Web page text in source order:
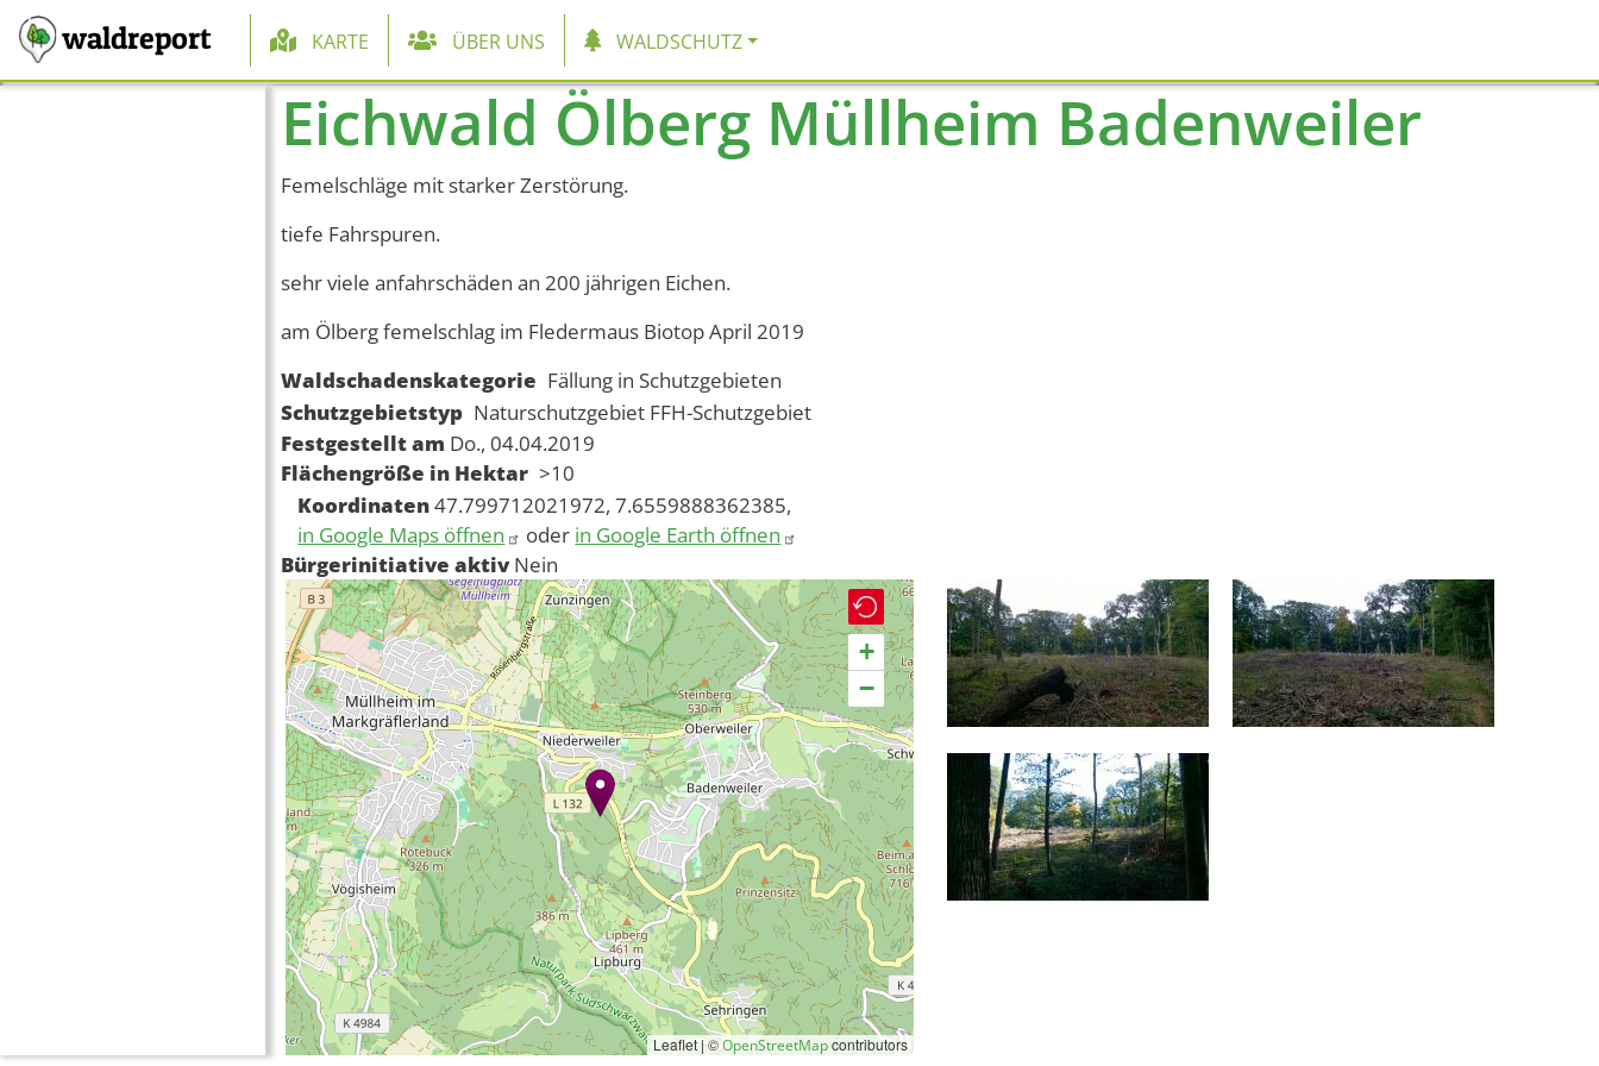
waldreport Hauptnavigation
KARTE ÜBER UNS WALDSCHUTZ
Eichwald Ölberg Müllheim Badenweiler
Femelschläge mit starker Zerstörung.
tiefe Fahrspuren.
sehr viele anfahrschäden an 200 jährigen Eichen.
am Ölberg femelschlag im Fledermaus Biotop April 2019
Waldschadenskategorie Fällung in Schutzgebieten
Schutzgebietstyp Naturschutzgebiet FFH-Schutzgebiet
Festgestellt am Do., 04.04.2019
Flächengröße in Hektar >10
Koordinaten47.799712021972, 7.6559888362385,
in Google Maps öffnen
oder in Google Earth öffnen
Bürgerinitiative aktiv Nein
+
−
Leaflet | ©OpenStreetMapcontributors